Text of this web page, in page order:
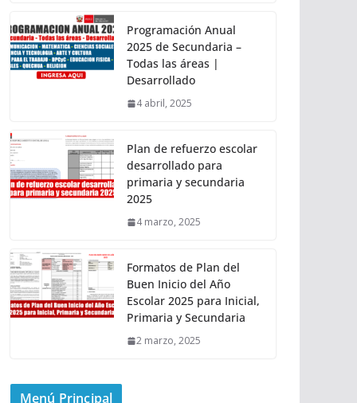
Programación Anual
2025 de Secundaria –
Todas las áreas |
Desarrollado
4 abril, 2025
Plan de refuerzo escolar
desarrollado para
primaria y secundaria
2025
4 marzo, 2025
Formatos de Plan del
Buen Inicio del Año
Escolar 2025 para Inicial,
Primaria y Secundaria
2 marzo, 2025
Menú Principal